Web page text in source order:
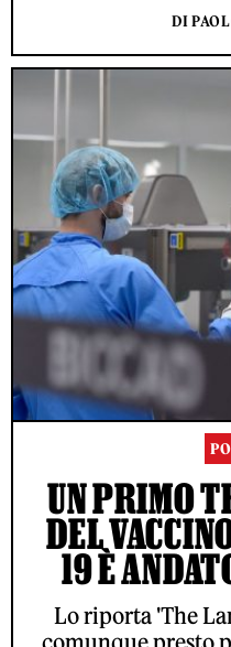
DI
UN PRIMO
DEL
19 È
Lo riporta 'The